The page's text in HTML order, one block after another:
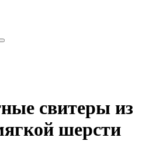
свитеры из
шерсти